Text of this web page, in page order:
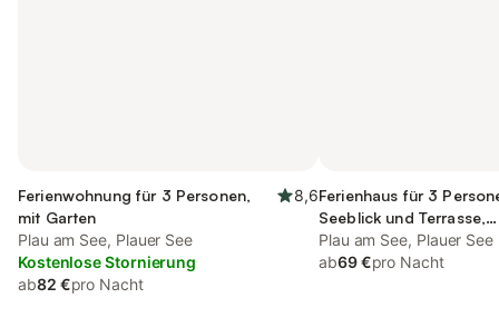
Ferienwohnung für 3 Personen,
mit Garten
8,6
Plau am See, Plauer See
Kostenlose Stornierung
ab82 €pro Nacht
Ferienhaus für 3
Seeblick und Terrasse,
kinderfreundlich
Plau am See, Plauer See
ab69 €pro Nacht